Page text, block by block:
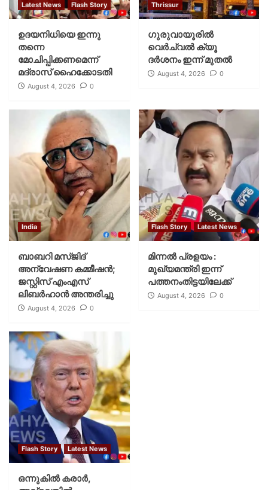
Latest News Flash Story
ഉദയനിധിയെ ഇന്നു
തന്നെ
മോചിപ്പിക്കണമെന്ന്
മദ്രാസ് ഹൈക്കോടതി
August 4, 2026 0
Thrissur
ഗുരുവായൂരില്‍
വെര്‍ച്വല്‍ ക്യൂ
ദര്‍ശനം ഇന്ന് മുതല്‍
August 4, 2026 0
India
ബാബറി മസ്ജിദ്
അന്വേഷണ കമ്മീഷന്‍;
ജസ്റ്റിസ് എംഎസ്
ലിബര്‍ഹാന്‍ അന്തരിച്ചു
August 4, 2026 0
Flash Story Latest News
മിന്നല്‍ പ്രളയം :
മുഖ്യമന്ത്രി ഇന്ന്
പത്തനംതിട്ടയിലേക്ക്
August 4, 2026 0
Flash Story Latest News
ഒന്നുകില്‍ കരാര്‍,